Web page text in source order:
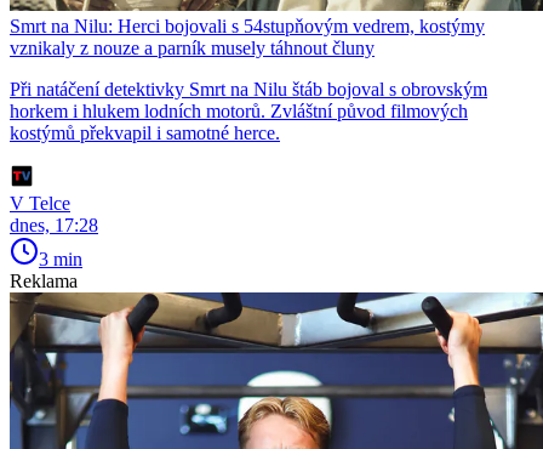
Smrt na Nilu: Herci bojovali s 54stupňovým vedrem, kostýmy
vznikaly z nouze a parník musely táhnout čluny
Při natáčení detektivky Smrt na Nilu štáb bojoval s obrovským
horkem i hlukem lodních motorů. Zvláštní původ filmových
kostýmů překvapil i samotné herce.
V Telce
dnes, 17:28
3 min
Reklama